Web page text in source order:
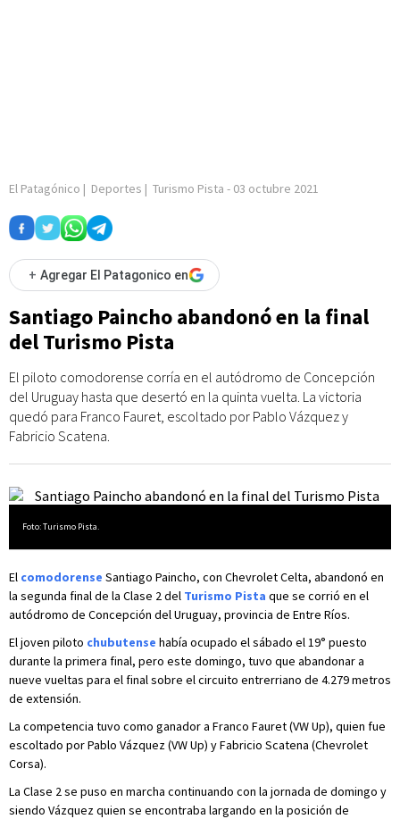
El Patagónico | Deportes | Turismo Pista - 03 octubre 2021
+ Agregar El Patagonico en
Santiago Paincho abandonó en la final
del Turismo Pista
El piloto comodorense corría en el autódromo de Concepción
del Uruguay hasta que desertó en la quinta vuelta. La victoria
quedó para Franco Fauret, escoltado por Pablo Vázquez y
Fabricio Scatena.
Foto: Turismo Pista.
El comodorense Santiago Paincho, con Chevrolet Celta, abandonó en
la segunda final de la Clase 2 del Turismo Pista que se corrió en el
autódromo de Concepción del Uruguay, provincia de Entre Ríos.
El joven piloto chubutense había ocupado el sábado el 19° puesto
durante la primera final, pero este domingo, tuvo que abandonar a
nueve vueltas para el final sobre el circuito entrerriano de 4.279 metros
de extensión.
La competencia tuvo como ganador a Franco Fauret (VW Up), quien fue
escoltado por Pablo Vázquez (VW Up) y Fabricio Scatena (Chevrolet
Corsa).
La Clase 2 se puso en marcha continuando con la jornada de domingo y
siendo Vázquez quien se encontraba largando en la posición de